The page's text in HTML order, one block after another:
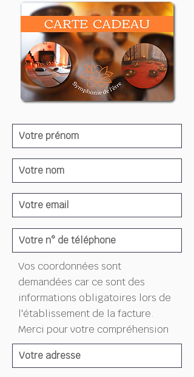
Vos coordonnées sont
demandées car ce sont des
informations obligatoires lors de
l'établissement de la facture.
Merci pour votre compréhension